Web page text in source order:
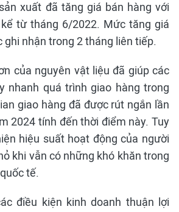
xuất đã tăng giá bán hàng với
từ tháng 6/2022. Mức tăng giá
ghi nhận trong 2 tháng liên tiếp.
của nguyên vật liệu đã giúp các
nhanh quá trình giao hàng trong
giao hàng đã được rút ngắn lần
2024 tính đến thời điểm này. Tuy
hiệu suất hoạt động của người
khi vẫn có những khó khăn trong
tế.
điều kiện kinh doanh thuận lợi